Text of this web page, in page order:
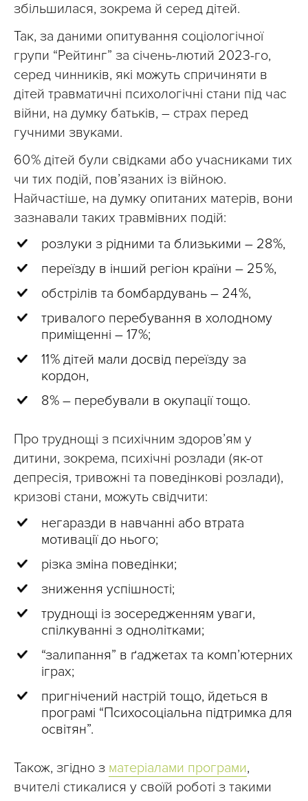
збільшилася, зокрема й серед дітей.
Так, за даними опитування соціологічної
групи “Рейтинг” за січень-лютий 2023-го,
серед чинників, які можуть спричиняти в
дітей травматичні психологічні стани під час
війни, на думку батьків, – страх перед
гучними звуками.
60 % дітей були свідками або учасниками тих
чи тих подій, пов’язаних із війною.
Найчастіше, на думку опитаних матерів, вони
зазнавали таких травмівних подій:
розлуки з рідними та близькими – 28 %,
переїзду в інший регіон країни – 25 %,
обстрілів та бомбардувань – 24 %,
тривалого перебування в холодному
приміщенні – 17 %;
11 % дітей мали досвід переїзду за
кордон,
8 % – перебували в окупації тощо.
Про труднощі з психічним здоров’ям у
дитини, зокрема, психічні розлади (як-от
депресія, тривожні та поведінкові розлади),
кризові стани, можуть свідчити:
негаразди в навчанні або втрата
мотивації до нього;
різка зміна поведінки;
зниження успішності;
труднощі із зосередженням уваги,
спілкуванні з однолітками;
“залипання” в ґаджетах та комп’ютерних
іграх;
пригнічений настрій тощо, йдеться в
програмі “Психосоціальна підтримка для
освітян”.
Також, згідно з матеріалами програми,
вчителі стикалися у своїй роботі з такими